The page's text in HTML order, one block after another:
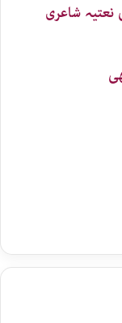
نعتیہ شاعری